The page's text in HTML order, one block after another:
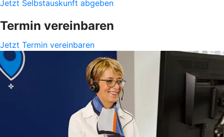
Jetzt Selbstauskunft abgeben
Termin vereinbaren
Jetzt Termin vereinbaren